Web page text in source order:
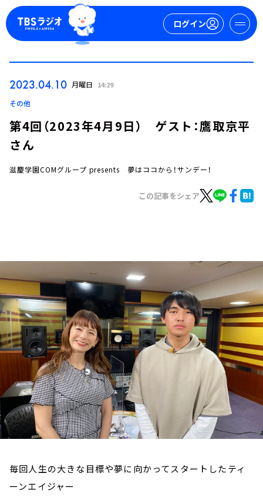
ログイン
イベント・グッズ
YouTube
会社情報
2023.04.10 月曜日 14:29
その他
第4回（2023年4月9日） ゲスト：鷹取京平
さん
滋慶学園COMグループ presents 夢はココから！サンデー！
この記事をシェア
毎回人生の大きな目標や夢に向かってスタートしたティ
ーンエイジャー